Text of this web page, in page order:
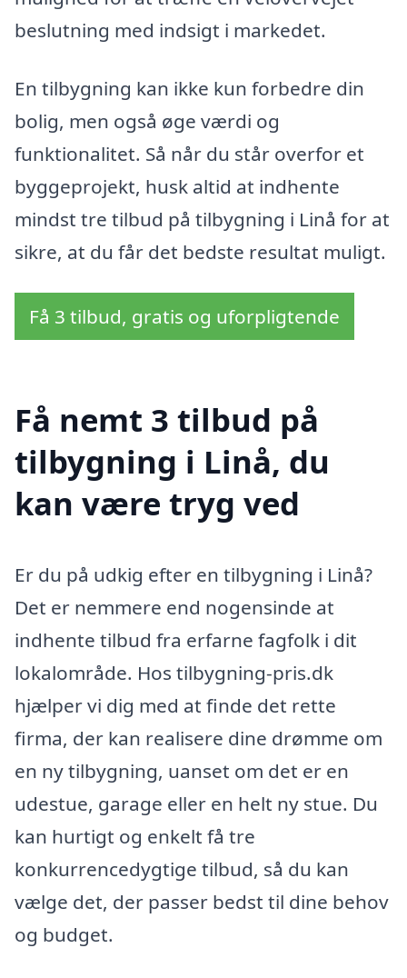
beslutning med indsigt i markedet.
En tilbygning kan ikke kun forbedre din
bolig, men også øge værdi og
funktionalitet. Så når du står overfor et
byggeprojekt, husk altid at indhente
mindst tre tilbud på tilbygning i Linå for at
sikre, at du får det bedste resultat muligt.
Få 3 tilbud, gratis og uforpligtende
Få nemt 3 tilbud på
tilbygning i Linå, du
kan være tryg ved
Er du på udkig efter en tilbygning i Linå?
Det er nemmere end nogensinde at
indhente tilbud fra erfarne fagfolk i dit
lokalområde. Hos tilbygning-pris.dk
hjælper vi dig med at finde det rette
firma, der kan realisere dine drømme om
en ny tilbygning, uanset om det er en
udestue, garage eller en helt ny stue. Du
kan hurtigt og enkelt få tre
konkurrencedygtige tilbud, så du kan
vælge det, der passer bedst til dine behov
og budget.